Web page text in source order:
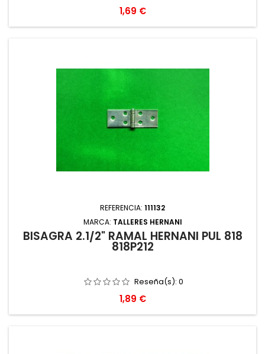
Precio
1,69 €
REFERENCIA: 111132
MARCA: TALLERES HERNANI
BISAGRA 2.1/2" RAMAL HERNANI PUL 818
818P212
Reseña(s): 0
Precio
1,89 €